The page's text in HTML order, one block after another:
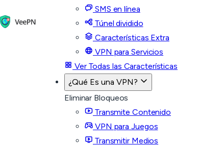
SMS en línea
Túnel dividido
Características Extra
VPN para Servicios
Ver Todas las Características
¿Qué Es una VPN?
Eliminar Bloqueos
Transmite Contenido
VPN para Juegos
Transmitir Medios